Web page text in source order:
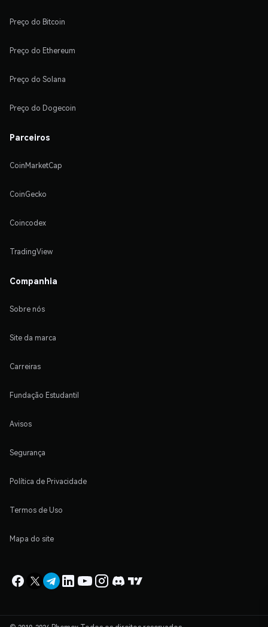
Preço do Bitcoin
Preço do Ethereum
Preço do Solana
Preço do Dogecoin
Parceiros
CoinMarketCap
CoinGecko
Coincodex
TradingView
Companhia
Sobre nós
Site da marca
Carreiras
Fundação Estudantil
Avisos
Segurança
Política de Privacidade
Termos de Uso
Mapa do site